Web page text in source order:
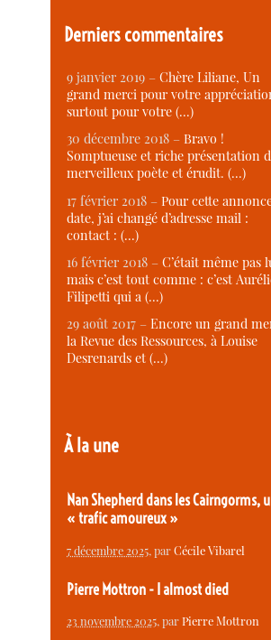
Derniers commentaires
9 janvier 2019 –Chère Liliane, Un
grand merci pour votre
surtout pour votre (…)
30 décembre 2018 –Bravo !
Somptueuse et riche présentation
merveilleux poète et érudit. (…)
17 février 2018 –Pour cette
date, j’ai changé d’adresse mail :
contact : (…)
16 février 2018 –C’était même pas
mais c’est tout comme : c’est
Filipetti qui a (…)
29 août 2017 –Encore un grand
la Revue des Ressources, à Louise
Desrenards et (…)
À la une
Nan Shepherd dans les Cairngorms,
« trafic amoureux »
7 décembre 2025, parCécile Vibarel
Pierre Mottron - I almost died
23 novembre 2025, parPierre Mottron